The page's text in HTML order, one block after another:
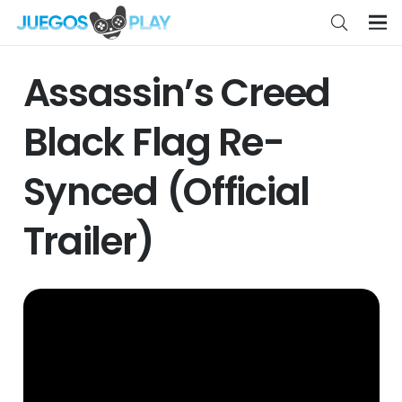
Assassin’s Creed
Black Flag Re-
Synced (Official
Trailer)